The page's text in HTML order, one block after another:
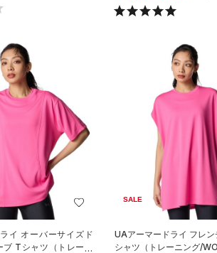
イ オーバーサイズド
Tシャツ（トレーニ
SALE
UAアーマードライ フレ
シャツ（トレーニング/